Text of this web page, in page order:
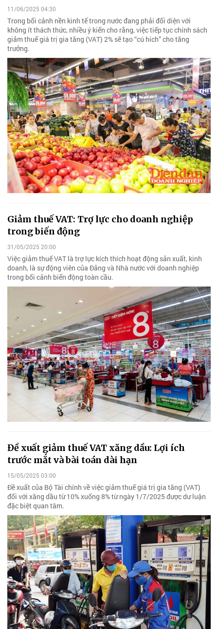
11/06/2025 04:30
Trong bối cảnh nền kinh tế trong nước đang phải đối diện với
không ít thách thức, nhiều ý kiến cho rằng, việc tiếp tục chính sách
giảm thuế giá trị gia tăng (VAT) 2% sẽ tạo “cú hích” cho tăng
trưởng.
Giảm thuế VAT: Trợ lực cho doanh nghiệp
trong biến động
31/05/2025 20:00
Việc giảm thuế VAT là trợ lực kích thích hoạt động sản xuất, kinh
doanh, là sự động viên của Đảng và Nhà nước với doanh nghiệp
trong bối cảnh biến động toàn cầu.
Đề xuất giảm thuế VAT xăng dầu: Lợi ích
trước mắt và bài toán dài hạn
15/05/2025 03:00
Đề xuất của Bộ Tài chính về việc giảm thuế giá trị gia tăng (VAT)
đối với xăng dầu từ 10% xuống 8% từ ngày 1/7/2025 được dư luận
đặc biệt quan tâm.